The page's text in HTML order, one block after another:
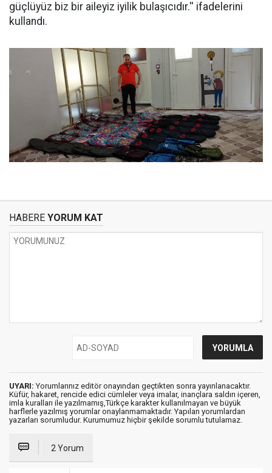
güçlüyüz biz bir aileyiz iyilik bulaşıcıdır.'' ifadelerini
kullandı.
HABERE YORUM KAT
UYARI: Yorumlarınız editör onayından geçtikten sonra yayınlanacaktır.
Küfür, hakaret, rencide edici cümleler veya imalar, inançlara saldırı içeren,
imla kuralları ile yazılmamış,Türkçe karakter kullanılmayan ve büyük
harflerle yazılmış yorumlar onaylanmamaktadır. Yapılan yorumlardan
yazarları sorumludur. Kurumumuz hiçbir şekilde sorumlu tutulamaz.
2 Yorum